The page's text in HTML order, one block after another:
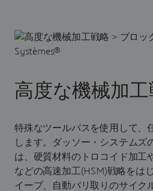
高度な機械加工
特殊なツールパスを使用して、
します。ダッソー・システムズ
は、硬質材料のトロコイド加工
などの高速加工(HSM)戦略をは
イープ、自動バリ取りのサイク